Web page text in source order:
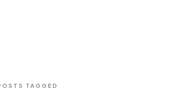
TAGGED